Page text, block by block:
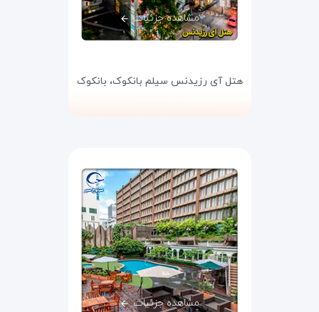
مشاهده جزئیات
هتل آی رزیدنس سیلم بانکوک، بانکوک
مشاهده جزئیات